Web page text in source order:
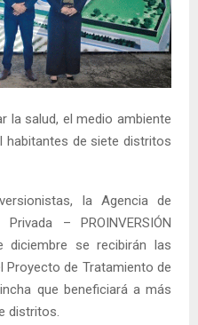
la salud, el medio ambiente
habitantes de siete distritos
la Agencia de
– PROINVERSIÓN
se recibirán las
Proyecto de Tratamiento de
que beneficiará a más
distritos.